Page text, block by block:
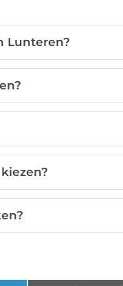
Lunteren?